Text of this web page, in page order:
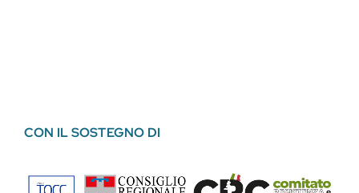
CON IL SOSTEGNO DI